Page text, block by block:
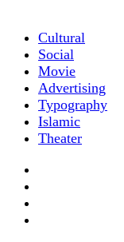
Cultural
Social
Movie
Advertising
Typography
Islamic
Theater